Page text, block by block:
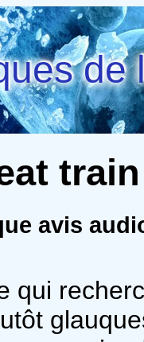
de
train
avis
qui